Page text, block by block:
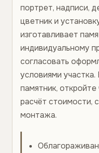
портрет, надписи,
цветник и
изготавливает
индивидуальному
согласовать
условиями
памятник,
расчёт стоимости,
монтажа.